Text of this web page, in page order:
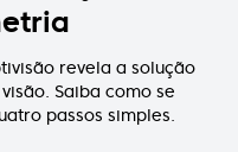
revela a solução
Saiba como se
passos simples.